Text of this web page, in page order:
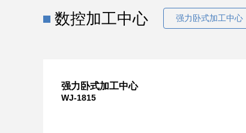
数控加工中心 强力卧式加工中心
强力卧式加工中心
WJ-1815